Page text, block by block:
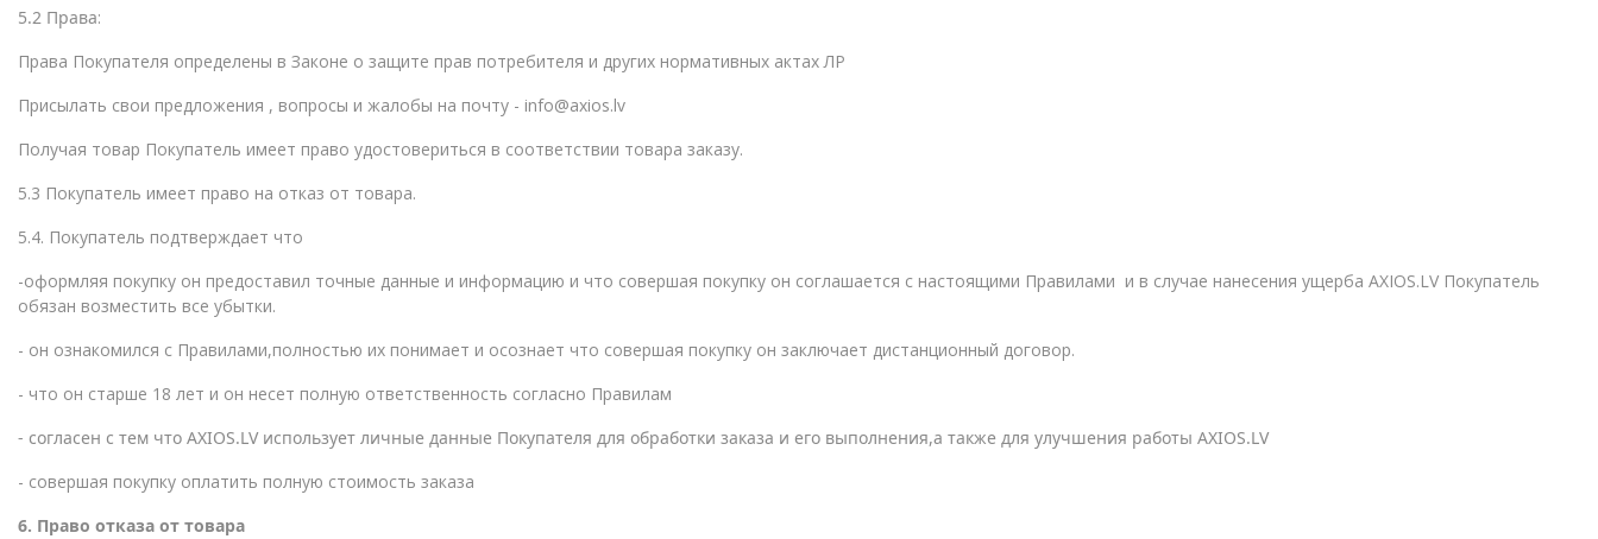
5.2 Права:
Права Покупателя определены в Законе о защите прав потребителя и других нормативных актах ЛР
Присылать свои предложения , вопросы и жалобы на почту - info@axios.lv
Получая товар Покупатель имеет право удостовериться в соответствии товара заказу.
5.3 Покупатель имеет право на отказ от товара.
5.4. Покупатель подтверждает что
-оформляя покупку он предоставил точные данные и информацию и что совершая покупку он соглашается с настоящими Правилами и в случае нанесения ущерба AXIOS.LV Покупатель
обязан возместить все убытки.
- он ознакомился с Правилами,полностью их понимает и осознает что совершая покупку он заключает дистанционный договор.
- что он старше 18 лет и он несет полную ответственность согласно Правилам
- согласен с тем что AXIOS.LVиспользует личные данные Покупателя для обработки заказа и его выполнения,а также для улучшения работы AXIOS.LV
- совершая покупку оплатить полную стоимость заказа
6. Право отказа от товара